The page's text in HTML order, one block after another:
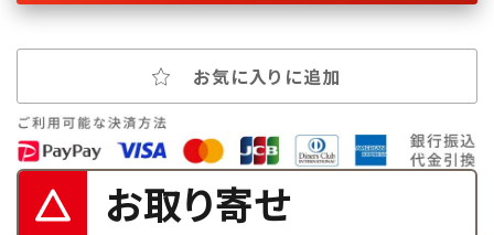
お気に入りに追加
お取り寄せ